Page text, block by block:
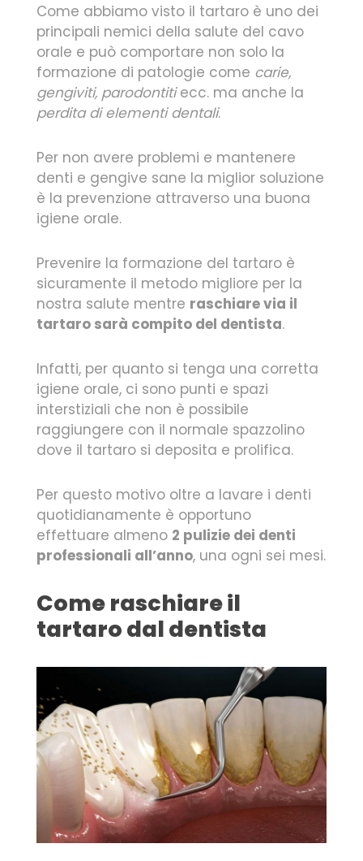
Come abbiamo visto il tartaro è uno dei
principali nemici della salute del cavo
orale e può comportare non solo la
formazione di patologie come carie,
gengiviti, parodontitiecc. ma anche la
perdita di elementi dentali.
Per non avere problemi e mantenere
denti e gengive sane la miglior soluzione
è la prevenzione attraverso una buona
igiene orale.
Prevenire la formazione del tartaro è
sicuramente il metodo migliore per la
nostra salute mentre raschiare via il
tartaro sarà compito del dentista.
Infatti, per quanto si tenga una corretta
igiene orale, ci sono punti e spazi
interstiziali che non è possibile
raggiungere con il normale spazzolino
dove il tartaro si deposita e prolifica.
Per questo motivo oltre a lavare i denti
quotidianamente è opportuno
effettuare almeno 2 pulizie dei denti
professionali all’anno, una ogni sei mesi.
Come raschiare il
tartaro dal dentista